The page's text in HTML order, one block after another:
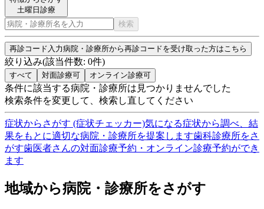
土曜日診療
検索
再診コード入力病院・診療所から再診コードを受け取った方はこちら
絞り込み(該当件数: 0件)
すべて 対面診療可 オンライン診療可
条件に該当する病院・診療所は見つかりませんでした
検索条件を変更して、検索し直してください
症状からさがす (症状チェッカー)気になる症状から調べ、結
果をもとに適切な病院・診療所を提案します歯科診療所をさ
がす歯医者さんの対面診療予約・オンライン診療予約ができ
ます
地域から病院・診療所をさがす